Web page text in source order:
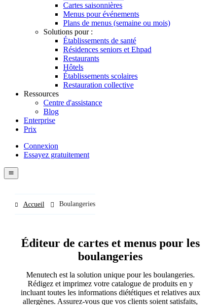
Cartes saisonnières
Menus pour événements
Plans de menus (semaine ou mois)
Solutions pour :
Établissements de santé
Résidences seniors et Ehpad
Restaurants
Hôtels
Établissements scolaires
Restauration collective
Ressources
Centre d'assistance
Blog
Enterprise
Prix
Menutech
navigation
Connexion
Essayez gratuitement
menu
Accueil Boulangeries
Éditeur de cartes et menus pour les
boulangeries
Menutech est la solution unique pour les boulangeries.
Rédigez et imprimez votre catalogue de produits en y
incluant toutes les informations diététiques et relatives aux
allergènes. Assurez-vous que vos clients soient satisfaits,